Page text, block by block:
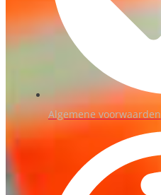
Algemene voorwaarden